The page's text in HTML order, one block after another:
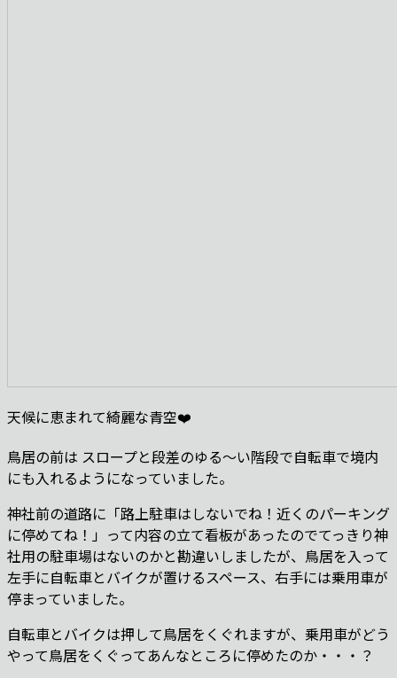
天候に恵まれて綺麗な青空❤️
鳥居の前は スロープと段差のゆる〜い階段で自転車で境内
にも入れるようになっていました。
神社前の道路に「路上駐車はしないでね！近くのパーキング
に停めてね！」って内容の立て看板があったのでてっきり神
社用の駐車場はないのかと勘違いしましたが、鳥居を入って
左手に自転車とバイクが置けるスペース、右手には乗用車が
停まっていました。
自転車とバイクは押して鳥居をくぐれますが、乗用車がどう
やって鳥居をくぐってあんなところに停めたのか・・・？